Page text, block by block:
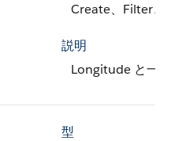
Create、Filter
説明
Longitude と一
型